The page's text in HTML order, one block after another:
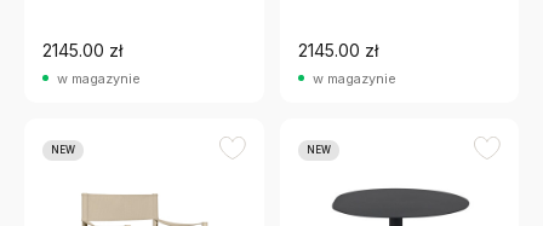
2145.00 zł
w magazynie
2145.00 zł
w magazynie
NEW NEW